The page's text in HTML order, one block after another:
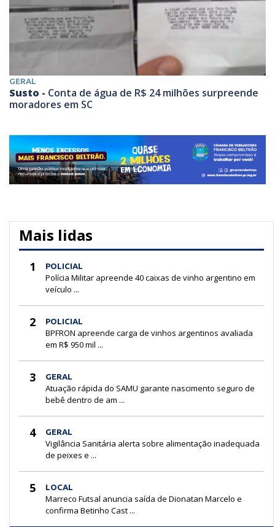
GERAL
Susto - Conta de água de R$ 24 milhões surpreende
moradores em SC
Mais lidas
1 POLICIAL
Polícia Militar apreende 40 caixas de vinho argentino em
veículo ...
2 POLICIAL
BPFRON apreende carga de vinhos argentinos avaliada
em R$ 950 mil ...
3 GERAL
Atuação rápida do SAMU garante nascimento seguro de
bebê dentro de am ...
4 GERAL
Vigilância Sanitária alerta sobre alimentação inadequada
de peixes e ...
5 LOCAL
Marreco Futsal anuncia saída de Dionatan Marcelo e
confirma Betinho Cast ...